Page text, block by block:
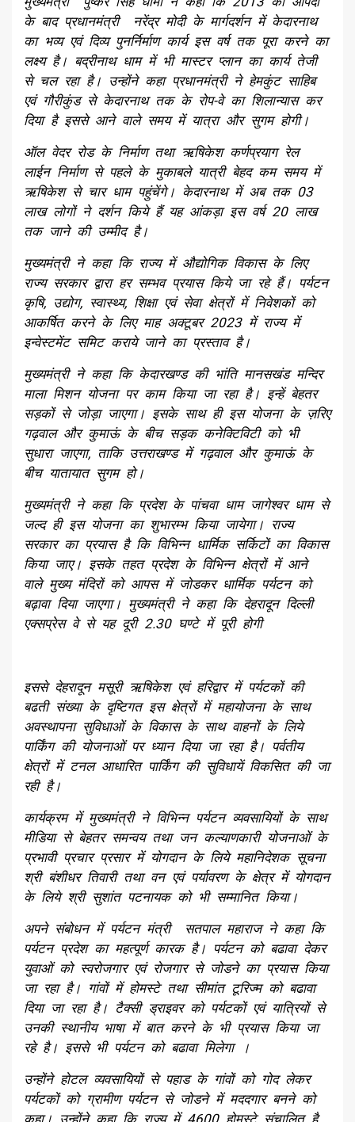
के बाद प्रधानमंत्री नरेंद्र मोदी के मार्गदर्शन में केदारनाथ
का भव्य एवं दिव्य पुनर्निर्माण कार्य इस वर्ष तक पूरा करने का
लक्ष्य है। बद्रीनाथ धाम में भी मास्टर प्लान का कार्य तेजी
से चल रहा है। उन्होंने कहा प्रधानमंत्री ने हेमकुंट साहिब
एवं गौरीकुंड से केदारनाथ तक के रोप-वे का शिलान्यास कर
दिया है इससे आने वाले समय में यात्रा और सुगम होगी।
ऑल वेदर रोड के निर्माण तथा ऋषिकेश कर्णप्रयाग रेल
लाईन निर्माण से पहले के मुकाबले यात्री बेहद कम समय में
ऋषिकेश से चार धाम पहुंचेंगे। केदारनाथ में अब तक 03
लाख लोगों ने दर्शन किये हैं यह आंकड़ा इस वर्ष 20 लाख
तक जाने की उम्मीद है।
मुख्यमंत्री ने कहा कि राज्य में औद्योगिक विकास के लिए
राज्य सरकार द्वारा हर सम्भव प्रयास किये जा रहे हैं। पर्यटन
कृषि, उद्योग, स्वास्थ्य, शिक्षा एवं सेवा क्षेत्रों में निवेशकों को
आकर्षित करने के लिए माह अक्टूबर 2023 में राज्य में
इन्वेस्टमेंट समिट कराये जाने का प्रस्ताव है।
मुख्यमंत्री ने कहा कि केदारखण्ड की भांति मानसखंड मन्दिर
माला मिशन योजना पर काम किया जा रहा है। इन्हें बेहतर
सड़कों से जोड़ा जाएगा। इसके साथ ही इस योजना के ज़रिए
गढ़वाल और कुमाऊं के बीच सड़क कनेक्टिविटी को भी
सुधारा जाएगा, ताकि उत्तराखण्ड में गढ़वाल और कुमाऊं के
बीच यातायात सुगम हो।
मुख्यमंत्री ने कहा कि प्रदेश के पांचवा धाम जागेश्वर धाम से
जल्द ही इस योजना का शुभारम्भ किया जायेगा। राज्य
सरकार का प्रयास है कि विभिन्न धार्मिक सर्किटों का विकास
किया जाए। इसके तहत प्रदेश के विभिन्न क्षेत्रों में आने
वाले मुख्य मंदिरों को आपस में जोडकर धार्मिक पर्यटन को
बढ़ावा दिया जाएगा। मुख्यमंत्री ने कहा कि देहरादून दिल्ली
एक्सप्रेस वे से यह दूरी 2.30 घण्टे में पूरी होगी
इससे देहरादून मसूरी ऋषिकेश एवं हरिद्वार में पर्यटकों की
बढती संख्या के दृष्टिगत इस क्षेत्रों में महायोजना के साथ
अवस्थापना सुविधाओं के विकास के साथ वाहनों के लिये
पार्किंग की योजनाओं पर ध्यान दिया जा रहा है। पर्वतीय
क्षेत्रों में टनल आधारित पार्किंग की सुविधायें विकसित की जा
रही है।
कार्यक्रम में मुख्यमंत्री ने विभिन्न पर्यटन व्यवसायियों के साथ
मीडिया से बेहतर समन्वय तथा जन कल्याणकारी योजनाओं के
प्रभावी प्रचार प्रसार में योगदान के लिये महानिदेशक सूचना
श्री बंशीधर तिवारी तथा वन एवं पर्यावरण के क्षेत्र में योगदान
के लिये श्री सुशांत पटनायक को भी सम्मानित किया।
अपने संबोधन में पर्यटन मंत्री सतपाल महाराज ने कहा कि
पर्यटन प्रदेश का महत्पूर्ण कारक है। पर्यटन को बढावा देकर
युवाओं को स्वरोजगार एवं रोजगार से जोडने का प्रयास किया
जा रहा है। गांवों में होमस्टे तथा सीमांत टूरिज्म को बढावा
दिया जा रहा है। टैक्सी ड्राइवर को पर्यटकों एवं यात्रियों से
उनकी स्थानीय भाषा में बात करने के भी प्रयास किया जा
रहे है। इससे भी पर्यटन को बढावा मिलेगा ।
उन्होंने होटल व्यवसायियों से पहाड के गांवों को गोद लेकर
पर्यटकों को ग्रामीण पर्यटन से जोडने में मददगार बनने को
कहा। उन्होंने कहा कि राज्य में 4600 होमस्टे संचालित है